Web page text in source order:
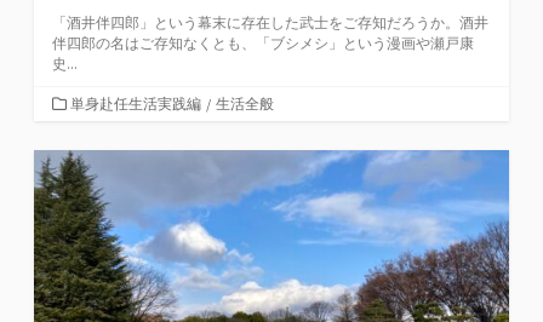
「酒井伴四郎」という幕末に存在した武士をご存知だろうか。酒井
伴四郎の名はご存知なくとも、「ブシメシ」という漫画や瀬戸康
史...
カ
ゴ
リ
ー
単身赴任生活実践編 / 生活全般